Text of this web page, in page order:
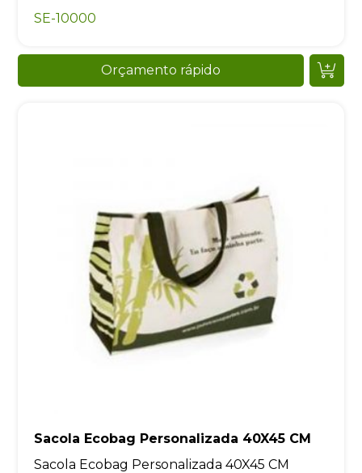
SE-10000
Orçamento rápido
Sacola Ecobag Personalizada 40X45 CM
Sacola Ecobag Personalizada 40X45 CM